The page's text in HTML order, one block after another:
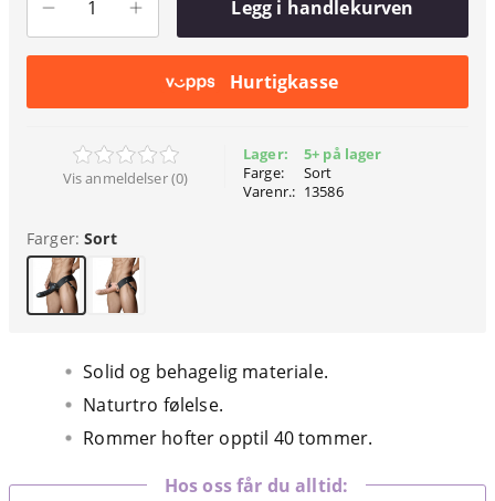
Legg i handlekurven
Hurtigkasse
Vis anmeldelser (0)
Lager:
Farge:
Varenr.:
5+ på lager
Sort
13586
Farger:Sort
Solid og behagelig materiale.
Naturtro følelse.
Rommer hofter opptil 40 tommer.
Hos oss får du alltid: